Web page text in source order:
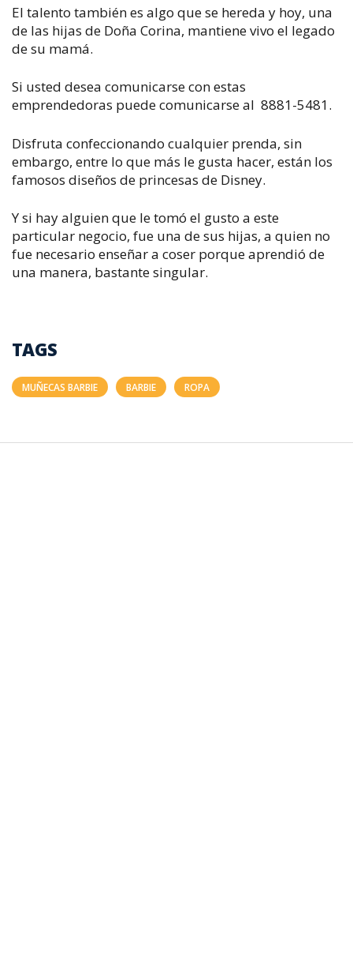
El talento también es algo que se hereda y hoy, una
de las hijas de Doña Corina, mantiene vivo el legado
de su mamá.
Si usted desea comunicarse con estas
emprendedoras puede comunicarse al 8881-5481.
Disfruta confeccionando cualquier prenda, sin
embargo, entre lo que más le gusta hacer, están los
famosos diseños de princesas de Disney.
Y si hay alguien que le tomó el gusto a este
particular negocio, fue una de sus hijas, a quien no
fue necesario enseñar a coser porque aprendió de
una manera, bastante singular.
TAGS
MUÑECAS BARBIE BARBIE ROPA